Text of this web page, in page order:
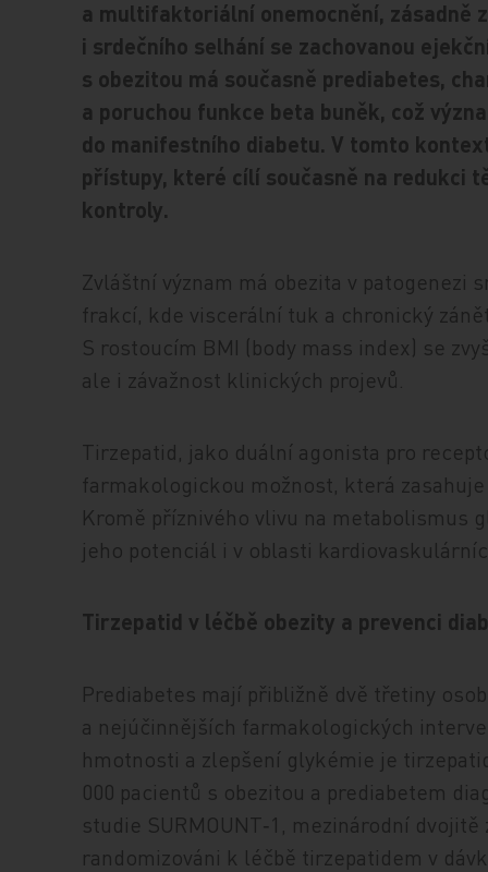
a multifaktoriální onemocnění, zásadně
i srdečního selhání se zachovanou
s obezitou má současně prediabetes,
a poruchou funkce beta buněk, což
do manifestního diabetu. V tomto
přístupy, které cílí současně na redukci
kontroly.
Zvláštní význam má obezita v patogenezi
frakcí, kde viscerální tuk a chronický
S rostoucím BMI (body mass index) se
ale i závažnost klinických projevů.
Tirzepatid, jako duální agonista pro
farmakologickou možnost, která
Kromě příznivého vlivu na metabolismus
jeho potenciál i v oblasti
Tirzepatid v léčbě obezity a prevenci
Prediabetes mají přibližně dvě třetiny
a nejúčinnějších farmakologických
hmotnosti a zlepšení glykémie je
000 pacientů s obezitou a prediabetem
studie SURMOUNT‑1, mezinárodní
randomizováni k léčbě tirzepatidem v